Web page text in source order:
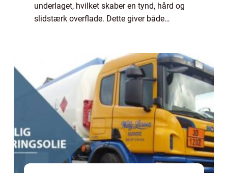
underlaget, hvilket skaber en tynd, hård og
slidstærk overflade. Dette giver både